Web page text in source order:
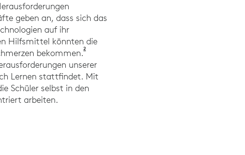
geben an, dass sich das
auf ihr
Hilfsmittel könnten die
bekommen.2Harreby, M., Neergaard, K., Hesselsôe, G., &
unserer
Lernen stattfindet. Mit
Schüler selbst in den
arbeiten.